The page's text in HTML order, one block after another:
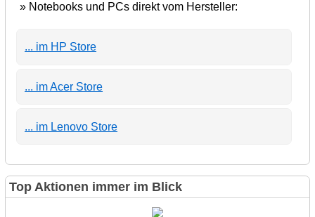
» Notebooks und PCs direkt vom Hersteller:
... im HP Store
... im Acer Store
... im Lenovo Store
Top Aktionen immer im Blick